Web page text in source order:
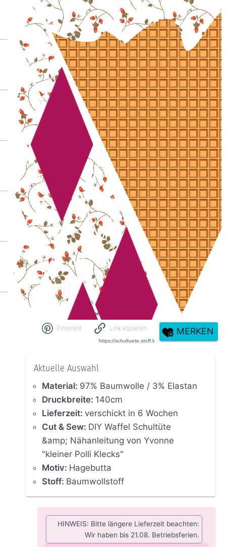
Pinterest Link kopieren MERKEN
Aktuelle Auswahl
Material: 97% Baumwolle / 3% Elastan
Druckbreite: 140cm
Lieferzeit: verschickt in 6 Wochen
Cut & Sew: DIY Waffel Schultüte
&amp; Nähanleitung von Yvonne
"kleiner Polli Klecks"
Motiv: Hagebutta
Stoff: Baumwollstoff
HINWEIS: Bitte längere Lieferzeit beachten:
Wir haben bis 21.08. Betriebsferien.